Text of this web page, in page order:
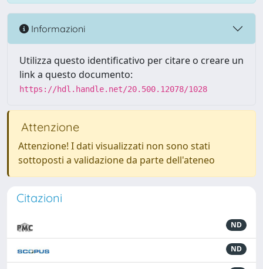
Informazioni
Utilizza questo identificativo per citare o creare un
link a questo documento:
https://hdl.handle.net/20.500.12078/1028
Attenzione
Attenzione! I dati visualizzati non sono stati
sottoposti a validazione da parte dell'ateneo
Citazioni
ND
ND